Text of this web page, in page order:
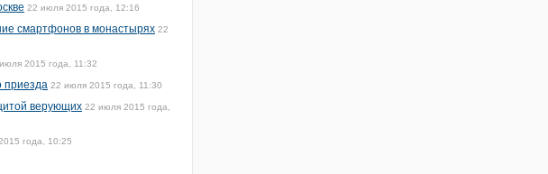
22 июля 2015 года, 12:16
смартфонов в монастырях 22
2015 года, 11:32
приезда 22 июля 2015 года, 11:30
верующих 22 июля 2015 года,
года, 10:25